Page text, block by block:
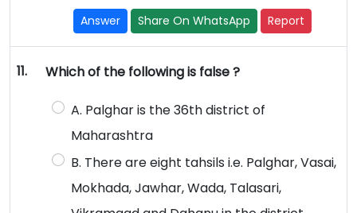
Answer Share On WhatsApp Report
11. Which of the following is false ?
A. Palghar is the 36th district of
Maharashtra
B. There are eight tahsils i.e. Palghar, Vasai,
Mokhada, Jawhar, Wada, Talasari,